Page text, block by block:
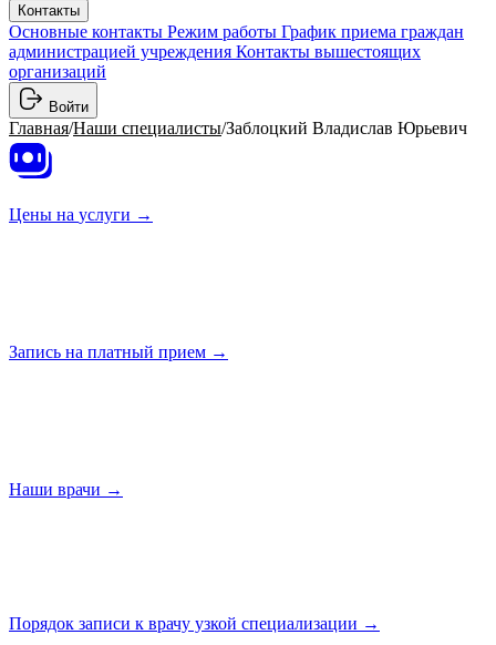
Контакты
Основные контакты Режим работы График приема граждан
администрацией учреждения Контакты вышестоящих
организаций
Войти
Главная/Наши специалисты/Заблоцкий Владислав Юрьевич
Цены на услуги →
Запись на платный прием →
Наши врачи →
Порядок записи к врачу узкой специализации →